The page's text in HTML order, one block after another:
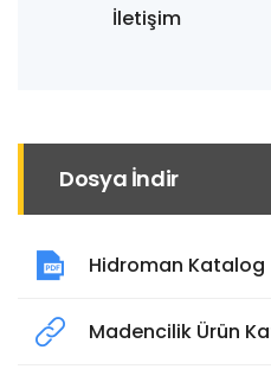
İletişim
Dosya İndir
Hidroman Katalog
Madencilik Ürün